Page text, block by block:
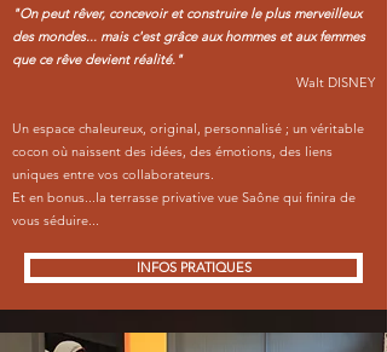
"On peut rêver, concevoir et construire le plus merveilleux
des mondes... mais c'est grâce aux hommes et aux femmes
que ce rêve devient réalité."
Walt DISNEY
Un espace chaleureux, original, personnalisé ; un véritable
cocon où naissent des idées, des émotions, des liens
uniques entre vos collaborateurs.
Et en bonus...la terrasse privative vue Saône qui finira de
vous séduire...
INFOS PRATIQUES